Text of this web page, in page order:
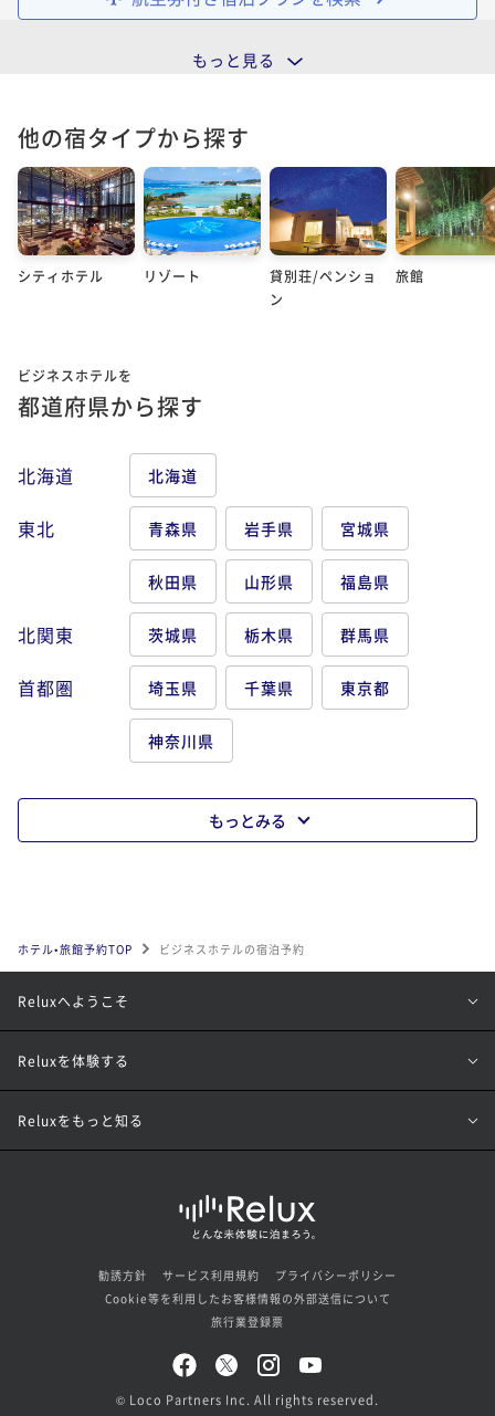
もっと見る
他の宿タイプから探す
シティホテル リゾート
貸別荘/ペンショ
ン
旅館
ビジネスホテルを
都道府県から探す
北海道 北海道
東北 青森県 岩手県 宮城県
秋田県 山形県 福島県
北関東 茨城県 栃木県 群馬県
首都圏 埼玉県 千葉県 東京都
神奈川県
もっとみる
ホテル•旅館予約TOP ビジネスホテルの宿泊予約
Reluxへようこそ
Reluxを体験する
Reluxをもっと知る
勧誘方針 サービス利用規約
プライバシーポリシー
Cookie等を利用したお客様情報の外部送信について
旅行業登録票
© Loco Partners Inc. All rights reserved.